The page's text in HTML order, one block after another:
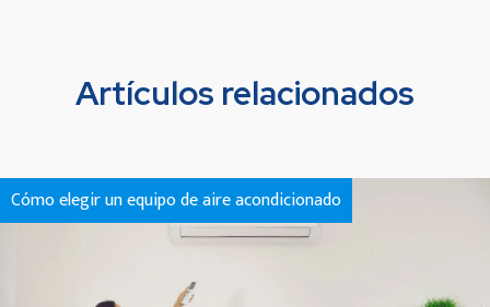
Artículos relacionados
Cómo elegir un equipo de aire acondicionado